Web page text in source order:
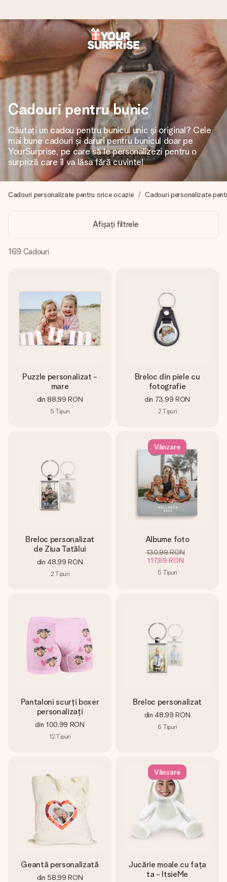
Comandă azi, expediem în 1 zi lucrătoare
Îți alcătuim cadoul cu grijă și îl trimitem îndată spre tine -
pentru ca tu să îl poți dărui exact când trebuie, atunci când
contează cel mai mult.
4,8 (bazat pe +15.000 de recenzii)
Cadourile noastre inspiră. Clienții ne oferă nota 4,8 pe
Google Reviews.
Creează ceva unic în doar câțiva pași - cu numele ei,
fotografia ta sau un mesaj din suflet. Fără bătăi de cap,
doar bucură-te de moment.
Cadouri pentru bunic
Căutați un cadou pentru bunicul unic și original? Cele
mai bune cadouri și daruri pentru bunicul doar pe
YourSurprise, pe care să le personalizezi pentru o
surpriză care îl va lăsa fără cuvinte!
Cadouri personalizate pentru orice ocazie Cadouri personalizate
Afișați filtrele
169 Cadouri
Puzzle personalizat -
mare
din 88,99 RON
5 Tipuri
Breloc din piele cu
fotografie
din 73,99 RON
2 Tipuri
Breloc personalizat
de Ziua Tatălui
din 48,99 RON
2 Tipuri
Vânzare
Albume foto
130,99 RON
117,89 RON
5 Tipuri
Pantaloni scurți boxer
personalizați
din 100,99 RON
12 Tipuri
Breloc personalizat
din 48,99 RON
6 Tipuri
Geantă personalizată
din 58,99 RON
Vânzare
Jucărie moale cu fața
ta - ItsieMe